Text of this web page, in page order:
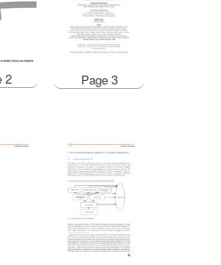
2 Page 3